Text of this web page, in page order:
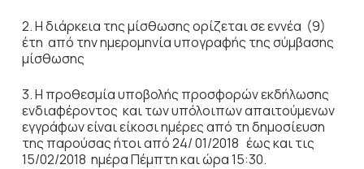
2. Η διάρκεια της μίσθωσης ορίζεται σε εννέα (9)
έτη από την ημερομηνία υπογραφής της σύμβασης
μίσθωσης
3. Η προθεσμία υποβολής προσφορών εκδήλωσης
ενδιαφέροντος και των υπόλοιπων απαιτούμενων
εγγράφων είναι είκοσι ημέρες από τη δημοσίευση
της παρούσας ήτοι από 24/ 01/2018 έως και τις
15/02/2018 ημέρα Πέμπτη και ώρα 15:30.